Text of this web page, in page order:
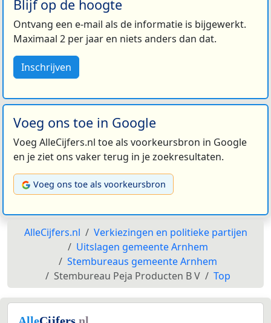
Blijf op de hoogte
Ontvang een e-mail als de informatie is bijgewerkt.
Maximaal 2 per jaar en niets anders dan dat.
Inschrijven
Voeg ons toe in Google
Voeg AlleCijfers.nl toe als voorkeursbron in Google
en je ziet ons vaker terug in je zoekresultaten.
Voeg ons toe als voorkeursbron
AlleCijfers.nl
Verkiezingen en politieke partijen
Uitslagen gemeente Arnhem
Stembureaus gemeente Arnhem
Stembureau Peja Producten B V
Top